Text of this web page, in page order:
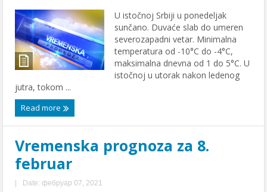
U istočnoj Srbiji u ponedeljak
sunčano. Duvaće slab do umeren
severozapadni vetar. Minimalna
temperatura od -10°C do -4°C,
maksimalna dnevna od 1 do 5°C. U
istočnoj u utorak nakon ledenog
jutra, tokom ...
Read more
Vremenska prognoza za 8.
februar
| Date: фебруар 07, 2021